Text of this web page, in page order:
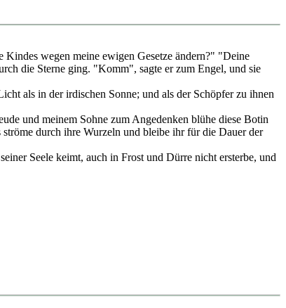
wegen meine ewigen Gesetze ändern?" "Deine
die Sterne ging. "Komm", sagte er zum Engel, und sie
als in der irdischen Sonne; und als der Schöpfer zu ihnen
und meinem Sohne zum Angedenken blühe diese Botin
durch ihre Wurzeln und bleibe ihr für die Dauer der
Seele keimt, auch in Frost und Dürre nicht ersterbe, und